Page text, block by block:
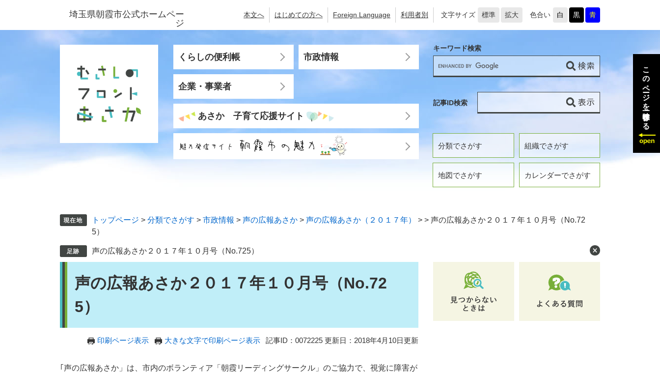
ジ
ュ
埼玉県朝霞市公式ホームペー
ジ
本文へ はじめての方へ Foreign Language 利用者別 文字サイズ 標準 拡大 色合い 白 黒 青
くらしの便利帳 市政情報
企業・事業者
あさか 子育て応援サイト
分類でさがす 組織でさがす
地図でさがす カレンダーでさがす
キーワード検索
記事ID検索
トップページ > 分類でさがす > 市政情報 > 声の広報あさか > 声の広報あさか（２０１７年） > > 声の広報あさか２０１７年１０月号（No.72
5）
声の広報あさか２０１７年１０月号（No.725）
声の広報あさか２０１７年１０月号（No.72
5）
印刷ページ表示 大きな文字で印刷ページ表示 記事ID：0072225 更新日：2018年4月10日更新
｢声の広報あさか」は、市内のボランティア「朝霞リーディングサークル」のご協力で、視覚に障害が
このページを一時保存する